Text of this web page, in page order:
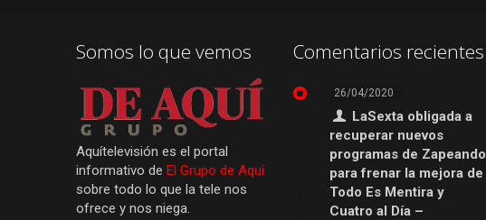
Somos lo que vemos
Aquítelevisión es el portal
informativo de El Grupo de Aquí
sobre todo lo que la tele nos
ofrece y nos niega.
Comentarios recientes
26/04/2020
LaSexta obligada a
recuperar nuevos
programas de Zapeando
para frenar la mejora de
Todo Es Mentira y
Cuatro al Día –